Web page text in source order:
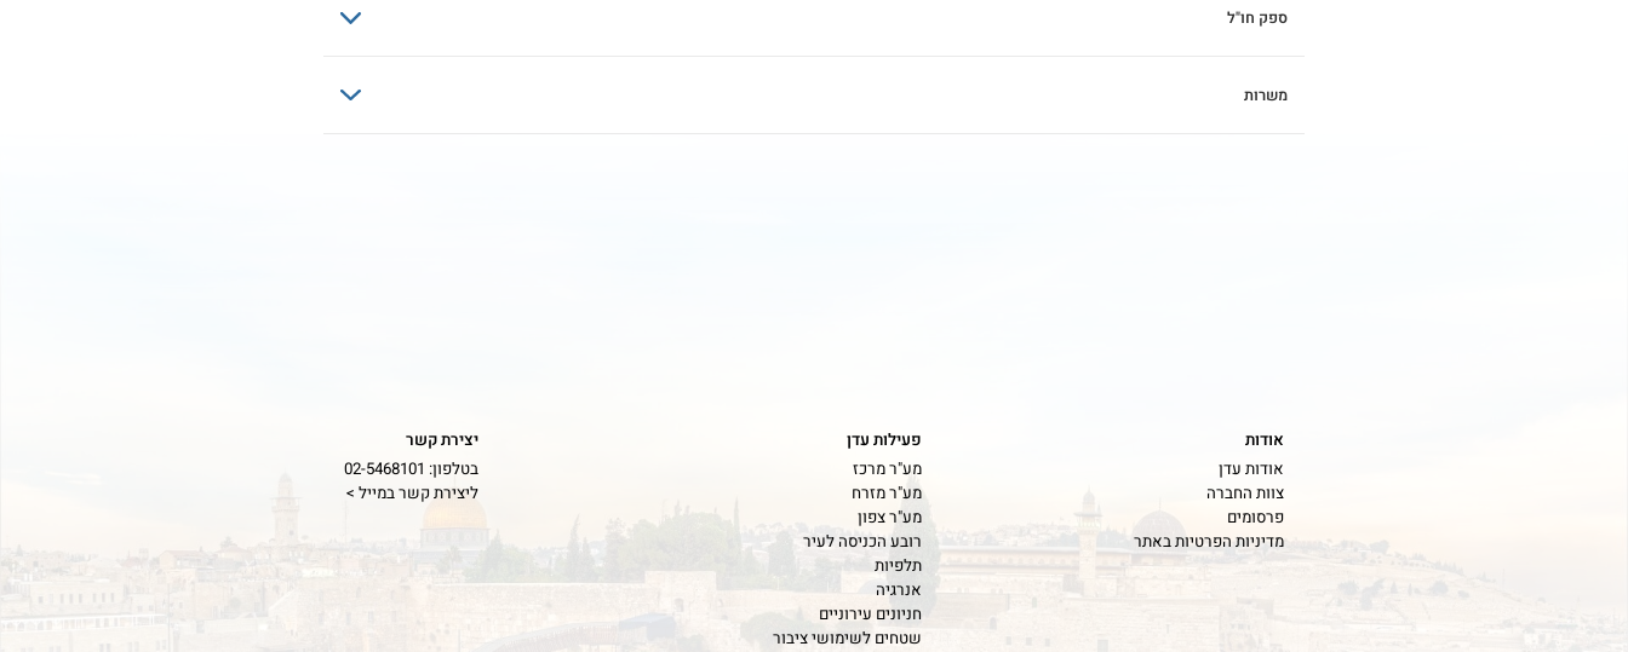
ספק חו"ל
משרות
סגן מנהל/ת התקשרויות ומכרזים - משרה מס' 10-26 הורד
אודות
אודות עדן
צוות החברה
פרסומים
מדיניות הפרטיות באתר
פעילות עדן
מע"ר מרכז
מע"ר מזרח
מע"ר צפון
רובע הכניסה לעיר
תלפיות
אנרגיה
חניונים עירוניים
שטחים לשימושי ציבור
יצירת קשר
בטלפון: 02-5468101
ליצירת קשר במייל >